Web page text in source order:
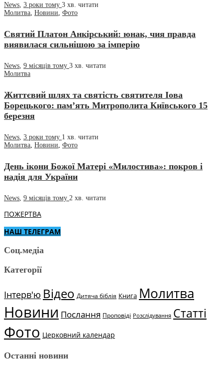
News, 3 роки тому 3 хв. читати
Молитва, Новини, Фото
Святий Платон Анкірський: юнак, чия правда
виявилася сильнішою за імперію
News 9 місяців тому 3 хв. читати
Молитва
Життєвий шлях та святість святителя Іова
Борецького: пам’ять Митрополита Київського 15
березня
News 3 роки тому 1 хв. читати
Молитва Новини Фото
День ікони Божої Матері «Милостива»: покров і
надія для України
News 9 місяців тому 2 хв. читати
ПОЖЕРТВА
НАШ ТЕЛЕГРАМ
Соц.медіа
Категорії
Інтерв'ю Відео Дитяча біблія Книга Молитва
Новини Послання Проповіді Розслідування Статті
Фото Церковний календар
Останні новини